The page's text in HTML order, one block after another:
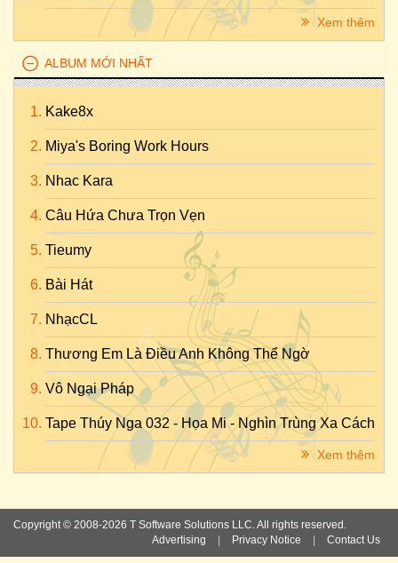
Xem thêm
ALBUM MỚI NHẤT
Kake8x
Miya's Boring Work Hours
Nhac Kara
Câu Hứa Chưa Trọn Vẹn
Tieumy
Bài Hát
NhạcCL
Thương Em Là Điều Anh Không Thể Ngờ
Vô Ngại Pháp
Tape Thúy Nga 032 - Họa Mi - Nghìn Trùng Xa Cách
Xem thêm
Copyright © 2008-2026 T Software Solutions LLC. All rights reserved.
Advertising
Privacy Notice Contact Us